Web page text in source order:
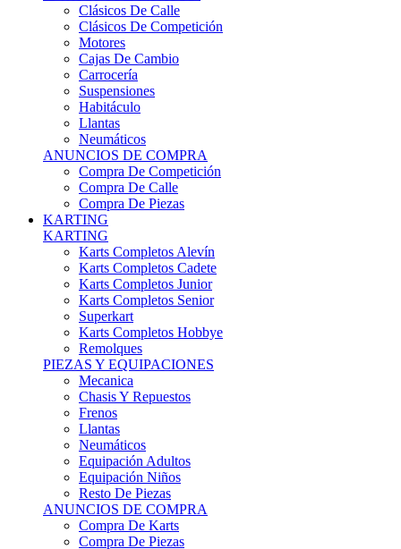
Clásicos De Calle
Clásicos De Competición
Motores
Cajas De Cambio
Carrocería
Suspensiones
Habitáculo
Llantas
Neumáticos
ANUNCIOS DE COMPRA
Compra De Competición
Compra De Calle
Compra De Piezas
KARTING
KARTING
Karts Completos Alevín
Karts Completos Cadete
Karts Completos Junior
Karts Completos Senior
Superkart
Karts Completos Hobbye
Remolques
PIEZAS Y EQUIPACIONES
Mecanica
Chasis Y Repuestos
Frenos
Llantas
Neumáticos
Equipación Adultos
Equipación Niños
Resto De Piezas
ANUNCIOS DE COMPRA
Compra De Karts
Compra De Piezas